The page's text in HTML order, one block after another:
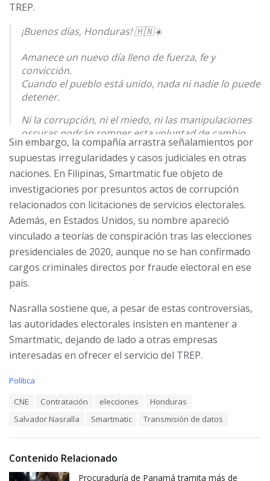
TREP.
¡Buenos días, Honduras! 🇭🇳☀️
Amanece un nuevo día lleno de fuerza, fe y
convicción.
Cuando el pueblo está unido, nada ni nadie lo puede
detener.
Ni la corrupción, ni el miedo, ni las manipulaciones
oscuras podrán romper esta voluntad de cambio.
No nos van a doblar. No nos van…
— Salvador Nasralla (@SalvaPresidente)July 18, 2025
Sin embargo, la compañía arrastra señalamientos por
supuestas irregularidades y casos judiciales en otras
naciones. En Filipinas, Smartmatic fue objeto de
investigaciones por presuntos actos de corrupción
relacionados con licitaciones de servicios electorales.
Además, en Estados Unidos, su nombre apareció
vinculado a teorías de conspiración tras las elecciones
presidenciales de 2020, aunque no se han confirmado
cargos criminales directos por fraude electoral en ese
país.
Nasralla sostiene que, a pesar de estas controversias,
las autoridades electorales insisten en mantener a
Smartmatic, dejando de lado a otras empresas
interesadas en ofrecer el servicio del TREP.
C
i
Política
CNE Contratación elecciones
Honduras
Salvador Nasralla
Smartmatic Transmisión de datos
Contenido Relacionado
Procuraduría de Panamá tramita más de